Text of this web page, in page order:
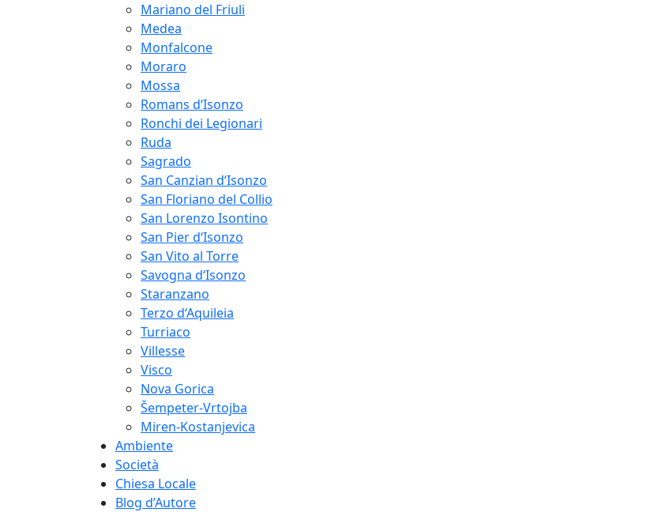
Mariano del Friuli
Medea
Monfalcone
Moraro
Mossa
Romans d‘Isonzo
Ronchi dei Legionari
Ruda
Sagrado
San Canzian d‘Isonzo
San Floriano del Collio
San Lorenzo Isontino
San Pier d‘Isonzo
San Vito al Torre
Savogna d‘Isonzo
Staranzano
Terzo d‘Aquileia
Turriaco
Villesse
Visco
Nova Gorica
Šempeter-Vrtojba
Miren-Kostanjevica
Ambiente
Società
Chiesa Locale
Blog d’Autore